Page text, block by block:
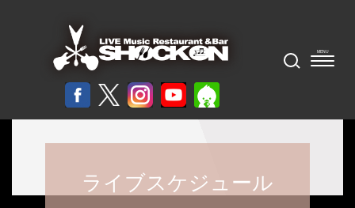
ライブスケジュール